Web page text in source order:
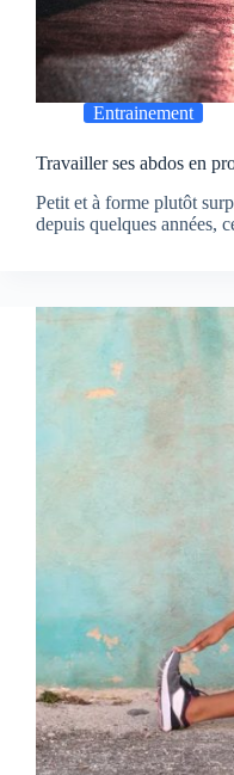
Entrainement
Travailler ses abdos en
Petit et à forme plutôt
depuis quelques années,